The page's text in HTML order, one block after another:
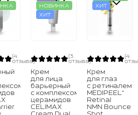
(4
отзыва)
НОВИНКА
ХИТ
(3
отзыва)
Крем
для лица
барьерный
с комплексом
церамидов
CELIMAX
ХИТ
(4
Крем
для глаз
с ретиналем
MEDIPEEL⁺
Retinal
NMN Bounce